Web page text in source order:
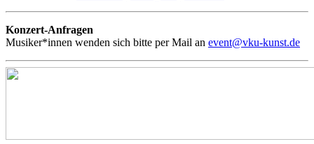
Konzert-Anfragen
Musiker*innen wenden sich bitte per Mail an event@vku-kunst.de